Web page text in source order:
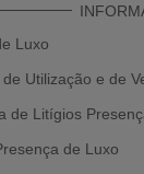
Luxo
Utilização e de
de Litígios
de Luxo